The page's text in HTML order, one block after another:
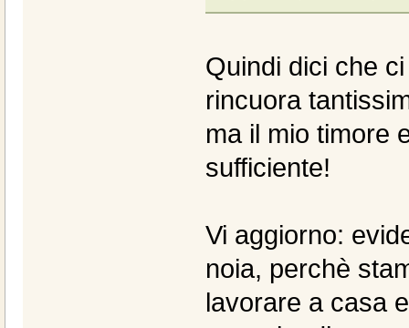
Quindi dici che
rincuora
ma il mio timore
sufficiente!
Vi aggiorno:
noia, perchè
lavorare a casa